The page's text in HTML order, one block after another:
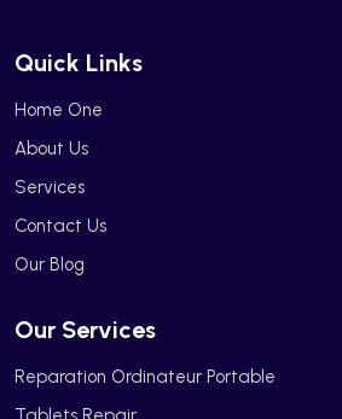
Quick Links
Home One
About Us
Services
Contact Us
Our Blog
Our Services
Reparation Ordinateur Portable